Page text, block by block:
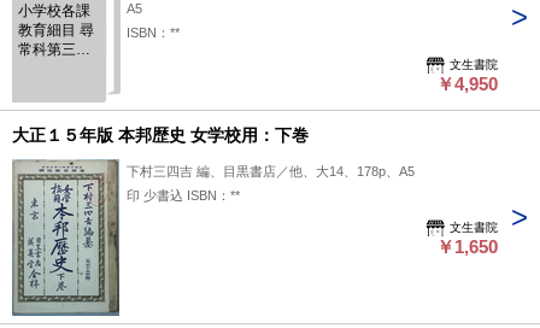
小学校各課
教育細目 尋
常科第三学
A5
ISBN：**
文生書院
￥4,950
大正１５年版 本邦歴史 女学校用：下巻
下村三四吉 編、目黒書店／他、大14、178p、A5
印 少書込 ISBN：**
文生書院
￥1,650